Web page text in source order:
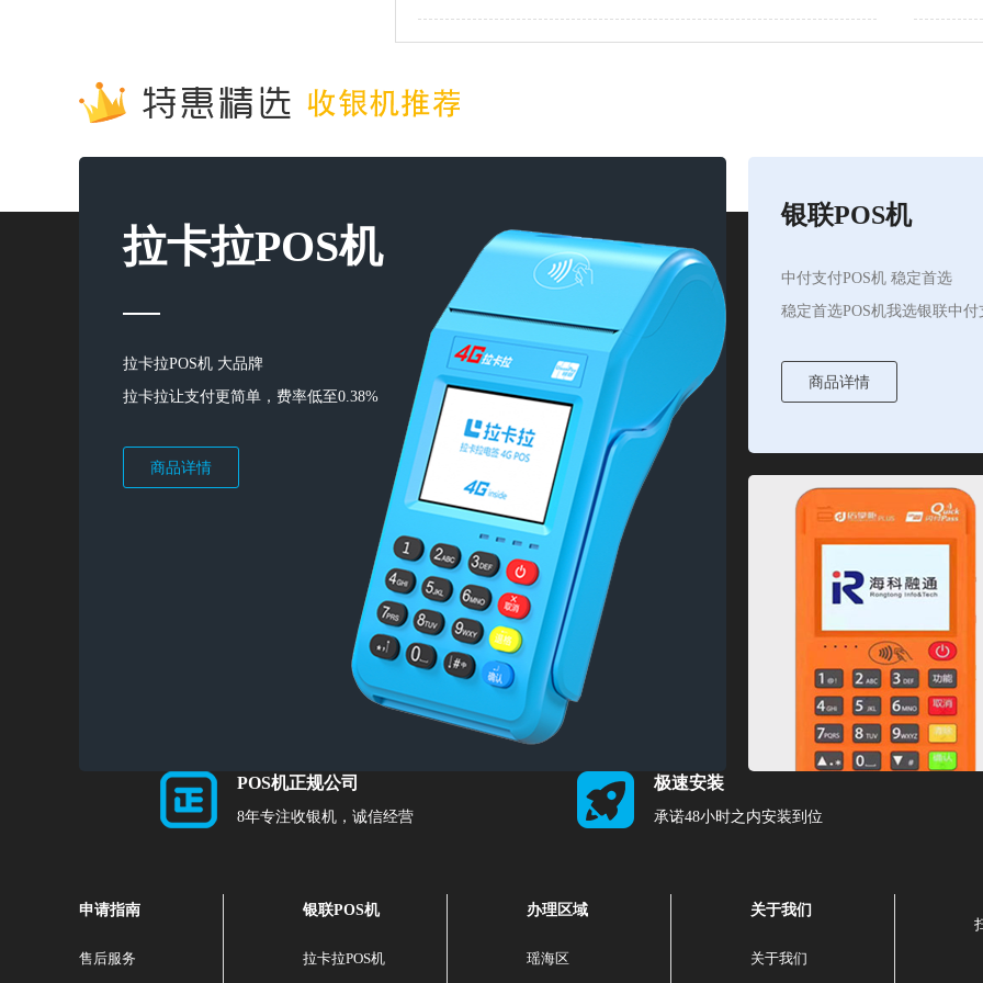
拉卡拉POS机
拉卡拉POS机 大品牌
拉卡拉让支付更简单，费率低至0.38%
商品详情
银联POS机
中付支付POS机 稳定首选
稳定首选POS机我选银联中付
商品详情
POS机正规公司
8年专注收银机，诚信经营
极速安装
承诺48小时之内安装到位
申请指南
售后服务
银联POS机
拉卡拉POS机
办理区域
瑶海区
关于我们
关于我们